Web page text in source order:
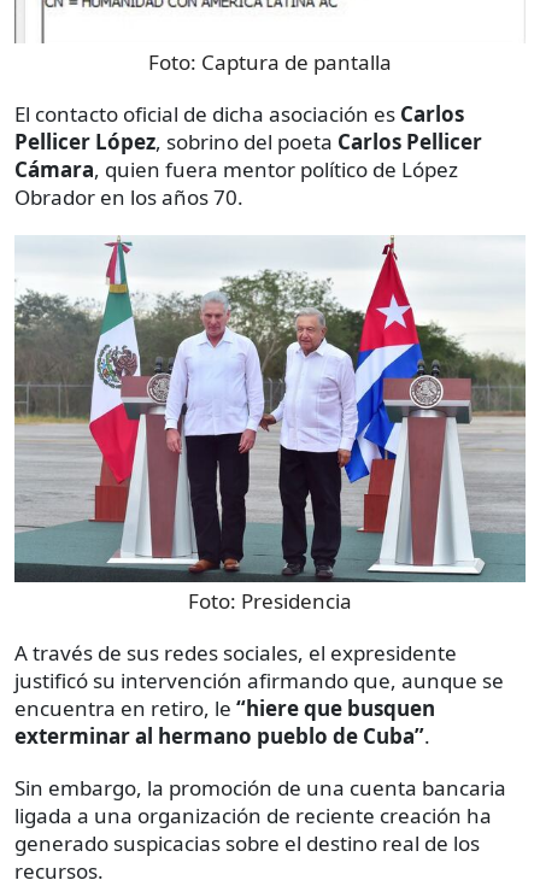
Foto: Captura de pantalla
El contacto oficial de dicha asociación es Carlos
Pellicer López, sobrino del poeta Carlos Pellicer
Cámara, quien fuera mentor político de López
Obrador en los años 70.
Foto: Presidencia
A través de sus redes sociales, el expresidente
justificó su intervención afirmando que, aunque se
encuentra en retiro, le “hiere que busquen
exterminar al hermano pueblo de Cuba”.
Sin embargo, la promoción de una cuenta bancaria
ligada a una organización de reciente creación ha
generado suspicacias sobre el destino real de los
recursos.